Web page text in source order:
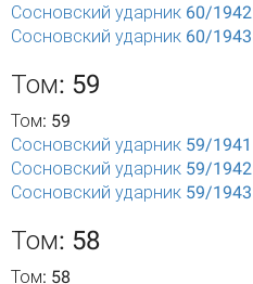
Сосновский ударник 60/1942
Сосновский ударник 60/1943
Том: 59
Том: 59
Сосновский ударник 59/1941
Сосновский ударник 59/1942
Сосновский ударник 59/1943
Том: 58
Том: 58